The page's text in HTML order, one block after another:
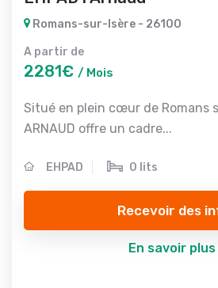
Romans-sur-Isère - 26100
A partir de
2281€ / Mois
Situé en plein cœur de Romans
ARNAUD offre un cadre...
EHPAD 0 lits
Recevoir des
En savoir plus